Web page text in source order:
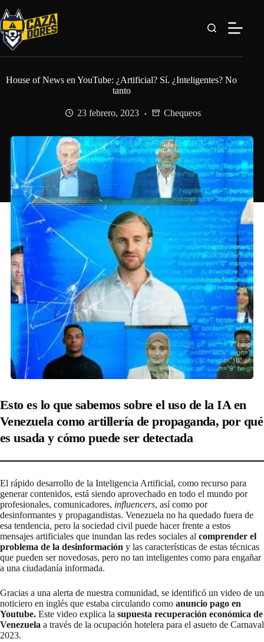
al
contenido
House of News en YouTube: ¿Artificial? Sí. ¿Inteligentes? No
tanto
23 febrero, 2023 Chequeos
Esto es lo que sabemos sobre el uso de la IA en
Venezuela como artillería de propaganda, por qué
es usada y cómo puede ser detectada
El rápido desarrollo de la Inteligencia Artificial, como recurso para
generar contenidos, está siendo aprovechado en todo el mundo por
profesionales, comunicadores, influencers, así como por
desinformantes y propagandistas. Venezuela no ha quedado fuera de
esa tendencia, pero la sociedad civil puede hacer frente a estos
mensajes artificiales que inundan las redes sociales al comprender el
problema de la desinformación y las características de estas técnicas
que pueden ser novedosas, pero no tan inteligentes como para engañar
a una ciudadanía informada.
Gracias a una alerta de nuestra comunidad, se identificó un video de un
noticiero en inglés que estaba circulando como anuncio pago en
Youtube. Este video explica la supuesta recuperación económica de
Venezuela a través de la ocupación hotelera para el asueto de Carnaval
2023.